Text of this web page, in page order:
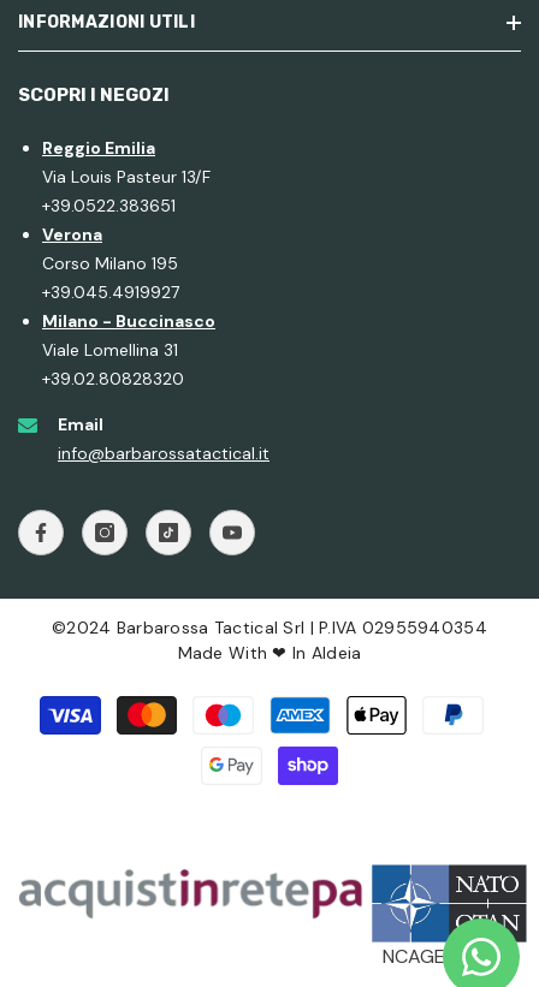
INFORMAZIONI UTILI
SCOPRI I NEGOZI
Reggio Emilia
Via Louis Pasteur 13/F
+39.0522.383651
Verona
Corso Milano 195
+39.045.4919927
Milano - Buccinasco
Viale Lomellina 31
+39.02.80828320
Email
info@barbarossatactical.it
©2024 Barbarossa Tactical Srl | P.IVA 02955940354
Made With ❤ In Aldeia
Metodi
di
pagamento
NCAGE: AX496